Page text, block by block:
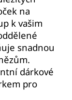
na
k vašim
snadnou
dárkové
pro